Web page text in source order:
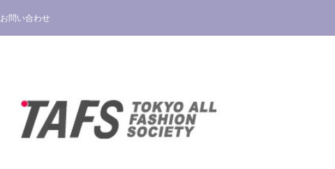
お問い合わせ